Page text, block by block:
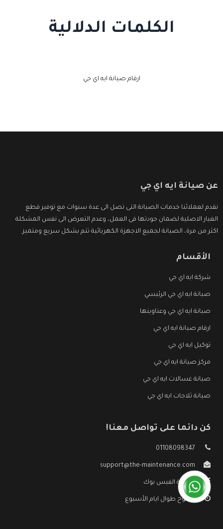
الكلمات الدلالية
ارقام صيانة ايه اي جي
عن صيانة ايه اي جي
نقدم لعملائنا خدمات الصيانة التى تصل الى عدة سنوات مع توفير قطع
الغيار الاصلية لضمان جودتها فى العمل، وعدم التعرض الى نفس المشكلة
اكثر من مرة، الصيانة لجميع الاجهزة الكهربائية تتم بشكل سريع ومتميز.
الأقسام
شركة ايه اي جي
صيانة ايه اي جي الرئيسي
صيانة ايه اي جي وعناوينها
ارقام صيانة ايه اي جي
توكيل ايه اي جي
مركز صيانة ايه اي جي
صيانة غسالات ايه اي جي
صيانة ثلاجات ايه اي جي
كن دائما على تواصل معنا!
01108098347
support@the-maintenance.com
صفحة الفيس بوك
مفتوح طوال ايام الأسبوع